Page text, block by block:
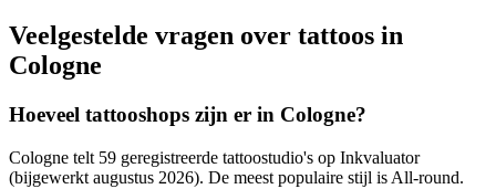
Veelgestelde vragen over tattoos in
Cologne
Hoeveel tattooshops zijn er in Cologne?
Cologne telt 59 geregistreerde tattoostudio's op Inkvaluator
(bijgewerkt augustus 2026). De meest populaire stijl is All-round.